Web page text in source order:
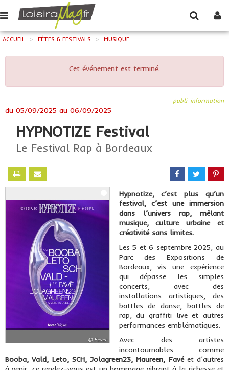
ACCUEIL > FÊTES & FESTIVALS > MUSIQUE
Cet événement est terminé.
publi-information
du 05/09/2025 au 06/09/2025
HYPNOTIZE Festival
Le Festival Rap à Bordeaux
© Fever
Hypnotize, c’est plus qu’un
festival, c’est une immersion
dans l’univers rap, mêlant
musique, culture urbaine et
créativité sans limites.
Les 5 et 6 septembre 2025, au
Parc des Expositions de
Bordeaux, vis une expérience
qui dépasse les simples
concerts, avec des
installations artistiques, des
battles de danse, battles de
rap, du graffiti live et autres
performances emblématiques.
Avec des artistes
incontournables comme
Booba, Vald, Leto, SCH, Jolagreen23, Maureen, Favéet d’autres